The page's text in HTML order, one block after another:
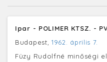
Ipar - POLIMER KTSZ. -
Budapest, 1962. április 7.
Füzy Rudolfné minőségi